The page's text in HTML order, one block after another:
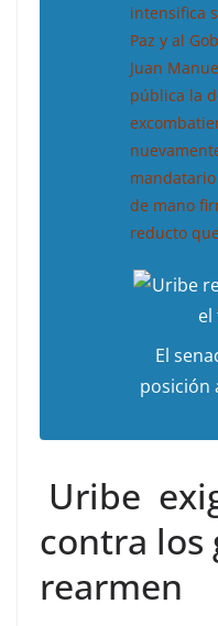
intensifica
Paz y al
Juan
pública la
de mano
reducto
El
posición
Uribe
contra los
rearmen